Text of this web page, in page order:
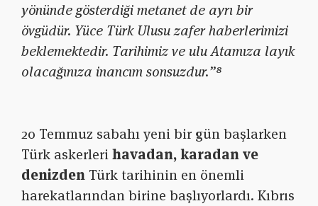
yönünde gösterdiği metanet de ayrı bir
övgüdür. Yüce Türk Ulusu zafer haberlerimizi
beklemektedir. Tarihimiz ve ulu Atamıza layık
olacağınıza inancım sonsuzdur.”⁸
20 Temmuz sabahı yeni bir gün başlarken
Türk askerlerihavadan, karadan ve
denizden Türk tarihinin en önemli
harekatlarından birine başlıyorlardı. Kıbrıs